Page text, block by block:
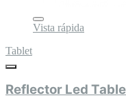
Vista rápida
Tablet
Reflector Led